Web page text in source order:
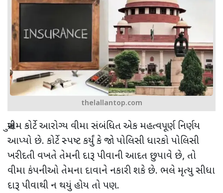
thelallantop.com
સુપ્રીમ કોર્ટે આરોગ્ય વીમા સંબંધિત એક મહત્વપૂર્ણ નિર્ણય
આપ્યો છે. કોર્ટે સ્પષ્ટ કર્યું કે જો પોલિસી ધારકો પોલિસી
ખરીદતી વખતે તેમની દારૂ પીવાની આદત છુપાવે છે, તો
વીમા કંપનીઓ તેમના દાવાને નકારી શકે છે. ભલે મૃત્યુ સીધા
દારૂ પીવાથી ન થયું હોય તો પણ.